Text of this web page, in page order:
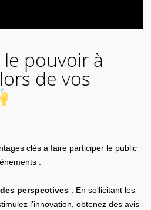
pouvoir à
de vos
clés a faire participer le public
:
perspectives: En sollicitant les
l’innovation, obtenez des avis